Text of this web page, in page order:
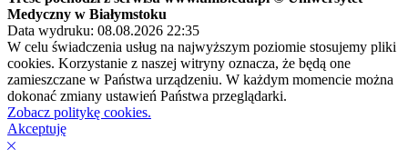
Medyczny w Białymstoku
Data wydruku: 08.08.2026 22:35
W celu świadczenia usług na najwyższym poziomie stosujemy pliki
cookies. Korzystanie z naszej witryny oznacza, że będą one
zamieszczane w Państwa urządzeniu. W każdym momencie można
dokonać zmiany ustawień Państwa przeglądarki.
Zobacz politykę cookies.
Akceptuję